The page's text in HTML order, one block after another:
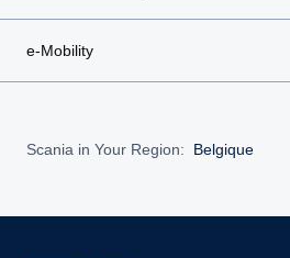
e-Mobility
Scania in Your Region: Belgique